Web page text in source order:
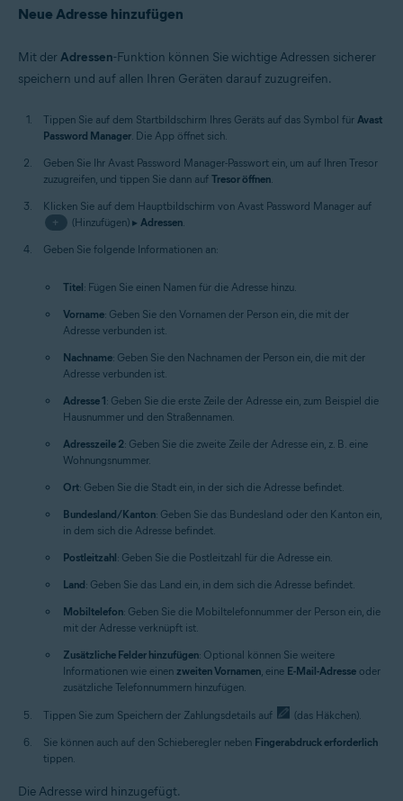
Neue Adresse hinzufügen
Mit derAdressen-Funktion können Sie wichtige Adressen sicherer
speichern und auf allen Ihren Geräten darauf zuzugreifen.
Tippen Sie auf dem Startbildschirm Ihres Geräts auf das Symbol für Avast
Password Manager. Die App öffnet sich.
Geben Sie Ihr Avast Password Manager-Passwort ein, um auf Ihren Tresor
zuzugreifen, und tippen Sie dann auf Tresor öffnen.
Klicken Sie auf dem Hauptbildschirm von Avast Password Manager auf
+
(Hinzufügen) ▸ Adressen.
Geben Sie folgende Informationen an:
Titel: Fügen Sie einen Namen für die Adresse hinzu.
Vorname: Geben Sie den Vornamen der Person ein, die mit der
Adresse verbunden ist.
Nachname: Geben Sie den Nachnamen der Person ein, die mit der
Adresse verbunden ist.
Adresse 1: Geben Sie die erste Zeile der Adresse ein, zum Beispiel die
Hausnummer und den Straßennamen.
Adresszeile 2: Geben Sie die zweite Zeile der Adresse ein, z. B. eine
Wohnungsnummer.
Ort: Geben Sie die Stadt ein, in der sich die Adresse befindet.
Bundesland/Kanton: Geben Sie das Bundesland oder den Kanton ein,
in dem sich die Adresse befindet.
Postleitzahl: Geben Sie die Postleitzahl für die Adresse ein.
Land: Geben Sie das Land ein, in dem sich die Adresse befindet.
Mobiltelefon: Geben Sie die Mobiltelefonnummer der Person ein, die
mit der Adresse verknüpft ist.
Zusätzliche Felder hinzufügen: Optional können Sie weitere
Informationen wie einen zweiten Vornamen, eine E-Mail-Adresse oder
zusätzliche Telefonnummern hinzufügen.
Tippen Sie zum Speichern der Zahlungsdetails auf
(das Häkchen).
Sie können auch auf den Schieberegler neben Fingerabdruck erforderlich
tippen.
Die Adresse wird hinzugefügt.